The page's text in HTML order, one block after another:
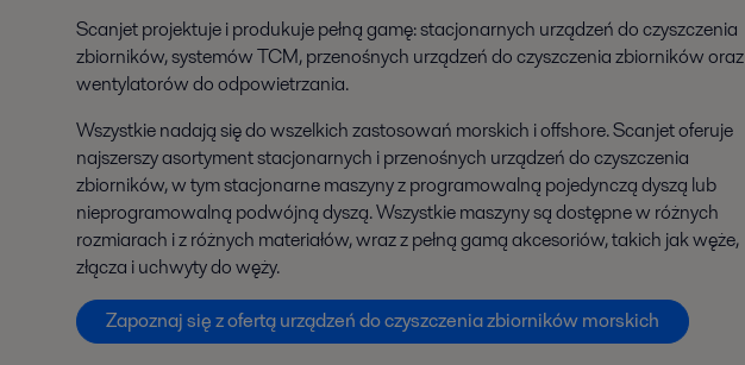
Scanjet projektuje i produkuje pełną gamę: stacjonarnych urządzeń do czyszczenia
zbiorników, systemów TCM, przenośnych urządzeń do czyszczenia zbiorników oraz
wentylatorów do odpowietrzania.
Wszystkie nadają się do wszelkich zastosowań morskich i offshore. Scanjet oferuje
najszerszy asortyment stacjonarnych i przenośnych urządzeń do czyszczenia
zbiorników, w tym stacjonarne maszyny z programowalną pojedynczą dyszą lub
nieprogramowalną podwójną dyszą. Wszystkie maszyny są dostępne w różnych
rozmiarach i z różnych materiałów, wraz z pełną gamą akcesoriów, takich jak węże,
złącza i uchwyty do węży.
Zapoznaj się z ofertą urządzeń do czyszczenia zbiorników morskich